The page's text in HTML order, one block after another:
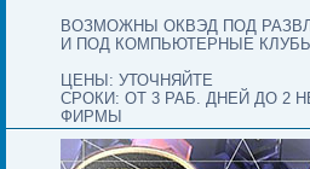
ВОЗМОЖНЫ ОКВЭД ПОД
И ПОД КОМПЬЮТЕРНЫЕ
ЦЕНЫ: УТОЧНЯЙТЕ
СРОКИ: ОТ 3 РАБ. ДНЕЙ ДО 2
ФИРМЫ